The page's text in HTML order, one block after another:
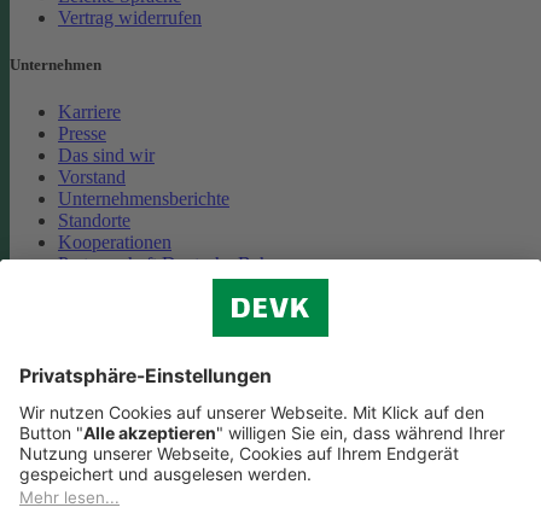
Vertrag widerrufen
Unternehmen
Karriere
Presse
Das sind wir
Vorstand
Unternehmensberichte
Standorte
Kooperationen
Partnerschaft Deutsche Bahn
Cookie-Einstellungen
Datenschutz
Impressum